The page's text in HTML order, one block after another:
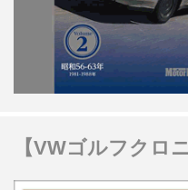
【VWゴルフクロ